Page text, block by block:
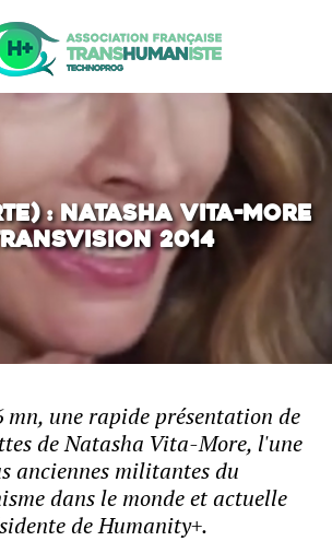
Immortalité ?
Question sociale
Risques
L’association
Contact
: Natasha Vita-More
2014
mn, une rapide présentation de
de Natasha Vita-More, l'une
anciennes militantes du
dans le monde et actuelle
de Humanity+.